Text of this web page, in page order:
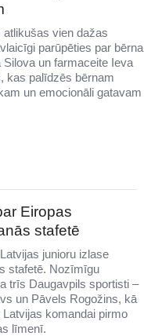
vien dažas
parūpēties par bērna
un farmaceite Ieva
kas palīdzēs bērnam
un emocionāli gatavam
Eiropas
stafetē
junioru izlase
stafetē. Nozīmīgu
trīs Daugavpils sportisti –
un Pāvels Rogožins, kā
komandai pirmo
līmenī.